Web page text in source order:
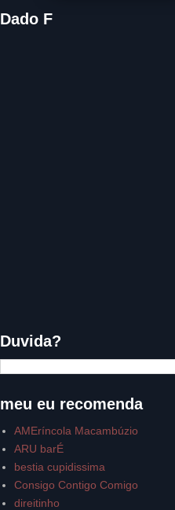
Dado F
Duvida?
meu eu recomenda
AMEríncola Macambúzio
ARU barÉ
bestia cupidissima
Consigo Contigo Comigo
direitinho